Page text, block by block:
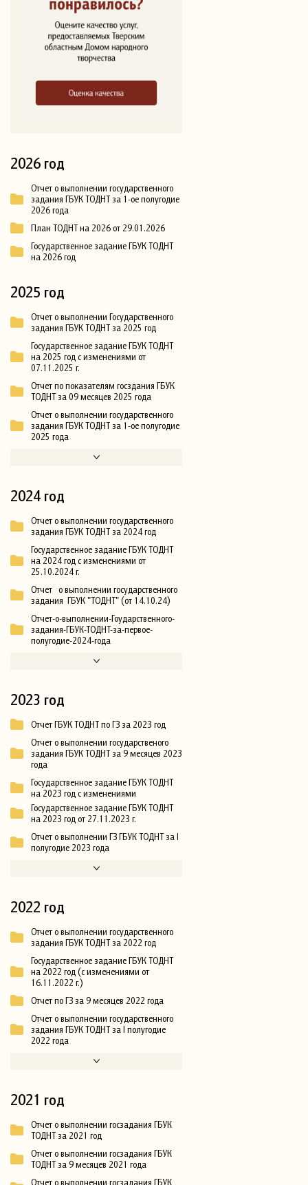
2026 год
Отчет о выполнении государственного
задания ГБУК ТОДНТ за 1-ое полугодие
2026 года
План ТОДНТ на 2026 от 29.01.2026
Государственное задание ГБУК ТОДНТ
на 2026 год
2025 год
Отчет о выполнении Государственного
задания ГБУК ТОДНТ за 2025 год
Государственное задание ГБУК ТОДНТ
на 2025 год с изменениями от
07.11.2025 г.
Отчет по показателям госздания ГБУК
ТОДНТ за 09 месяцев 2025 года
Отчет о выполнении государственного
задания ГБУК ТОДНТ за 1-ое полугодие
2025 года
2024 год
Отчет о выполнении государственного
задания ГБУК ТОДНТ за 2024 год
Государственное задание ГБУК ТОДНТ
на 2024 год с изменениями от
25.10.2024 г.
Отчет о выполнении государственного
задания ГБУК "ТОДНТ" (от 14.10.24)
Отчет-о-выполнении-Гоударственного-
задания-ГБУК-ТОДНТ-за-первое-
полугодие-2024-года
2023 год
Отчет ГБУК ТОДНТ по ГЗ за 2023 год
Отчет о выполнении государственого
задания ГБУК ТОДНТ за 9 месяцев 2023
года
Государственное задание ГБУК ТОДНТ
на 2023 год с изменениями
Государственное задание ГБУК ТОДНТ
на 2023 год от 27.11.2023 г.
Отчет о выполнении ГЗ ГБУК ТОДНТ за I
полугодие 2023 года
2022 год
Отчет о выполнении государственного
задания ГБУК ТОДНТ за 2022 год
Государственное задание ГБУК ТОДНТ
на 2022 год (с изменениями от
16.11.2022 г.)
Отчет по ГЗ за 9 месяцев 2022 года
Отчет о выполнении государственного
задания ГБУК ТОДНТ за I полугодие
2022 года
2021 год
Отчет о выполнении госзадания ГБУК
ТОДНТ за 2021 год
Отчет о выполнении госзадания ГБУК
ТОДНТ за 9 месяцев 2021 года
Отчет о выполнении госзадания ГБУК